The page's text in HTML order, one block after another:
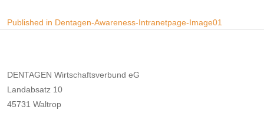
Beitragsnavigation
Published in Dentagen-Awareness-Intranetpage-Image01
DENTAGEN Wirtschaftsverbund eG
Landabsatz 10
45731 Waltrop